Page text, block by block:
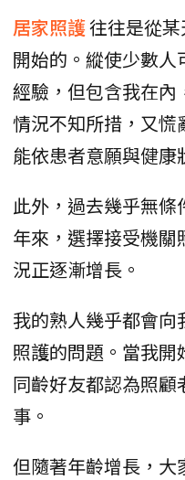
居家照護往往是從
開始的。縱使少數
經驗，但包含我在內
情況不知所措，又慌
能依患者意願與健康
此外，過去幾乎無
年來，選擇接受機
況正逐漸增長。
我的熟人幾乎都會
照護的問題。當我
同齡好友都認為照
事。
但隨著年齡增長，大